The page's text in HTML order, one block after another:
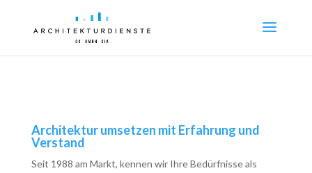
Architektur umsetzen mit Erfahrung und
Verstand
Seit 1988 am Markt, kennen wir Ihre Bedürfnisse als